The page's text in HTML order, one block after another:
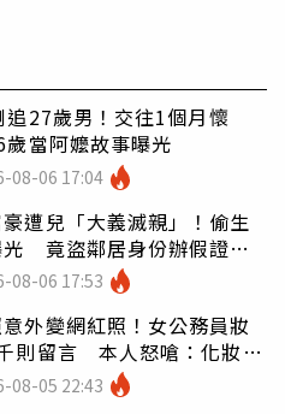
追27歲男！交往1個月懷
當阿嬤故事曝光
08-06 17:04
遭兒「大義滅親」！偷生
光 竟盜鄰居身份辦假證落
08-06 17:53
外變網紅照！女公務員妝
則留言 本人怒嗆：化妝有
08-05 22:43